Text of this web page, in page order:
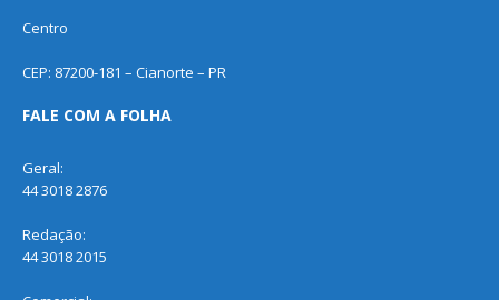
Centro
CEP: 87200-181 – Cianorte – PR
FALE COM A FOLHA
Geral:
44 3018 2876
Redação:
44 3018 2015